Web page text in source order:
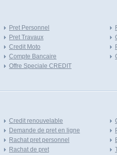
Pret Personnel
Pret Travaux
Credit Moto
Compte Bancaire
Offre Speciale CREDIT
Credit renouvelable
Demande de pret en ligne
Rachat pret personnel
Rachat de pret